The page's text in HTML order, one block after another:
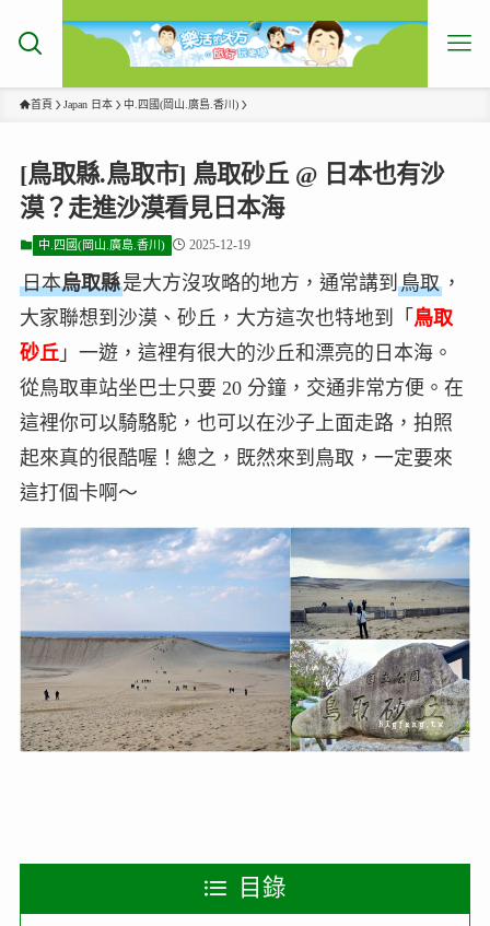
首頁 Japan 日本 中.四國(岡山.廣島.香川)
[鳥取縣.鳥取市] 鳥取砂丘 @ 日本也有沙
漠？走進沙漠看見日本海
中.四國(岡山.廣島.香川) 2025-12-19
日本烏取縣是大方沒攻略的地方，通常講到 鳥取，
大家聯想到沙漠、砂丘，大方這次也特地到「 鳥取
砂丘」一遊，這裡有很大的沙丘和漂亮的日本海。
從鳥取車站坐巴士只要 20 分鐘，交通非常方便。在
這裡你可以騎駱駝，也可以在沙子上面走路，拍照
起來真的很酷喔！總之，既然來到鳥取，一定要來
這打個卡啊～
目錄